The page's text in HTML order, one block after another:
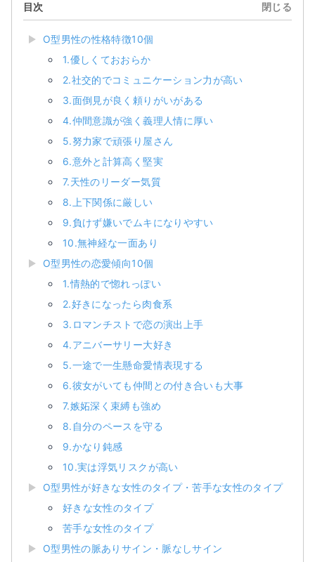
目次 閉じる
O型男性の性格特徴10個
1.優しくておおらか
2.社交的でコミュニケーション力が高い
3.面倒見が良く頼りがいがある
4.仲間意識が強く義理人情に厚い
5.努力家で頑張り屋さん
6.意外と計算高く堅実
7.天性のリーダー気質
8.上下関係に厳しい
9.負けず嫌いでムキになりやすい
10.無神経な一面あり
O型男性の恋愛傾向10個
1.情熱的で惚れっぽい
2.好きになったら肉食系
3.ロマンチストで恋の演出上手
4.アニバーサリー大好き
5.一途で一生懸命愛情表現する
6.彼女がいても仲間との付き合いも大事
7.嫉妬深く束縛も強め
8.自分のペースを守る
9.かなり鈍感
10.実は浮気リスクが高い
O型男性が好きな女性のタイプ・苦手な女性のタイプ
好きな女性のタイプ
苦手な女性のタイプ
O型男性の脈ありサイン・脈なしサイン